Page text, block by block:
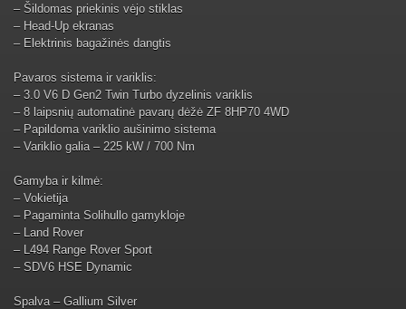
– Šildomas priekinis vėjo stiklas
– Head-Up ekranas
– Elektrinis bagažinės dangtis
Pavaros sistema ir variklis:
– 3.0 V6 D Gen2 Twin Turbo dyzelinis variklis
– 8 laipsnių automatinė pavarų dėžė ZF 8HP70 4WD
– Papildoma variklio aušinimo sistema
– Variklio galia – 225 kW / 700 Nm
Gamyba ir kilmė:
– Vokietija
– Pagaminta Solihullo gamykloje
– Land Rover
– L494 Range Rover Sport
– SDV6 HSE Dynamic
Spalva – Gallium Silver